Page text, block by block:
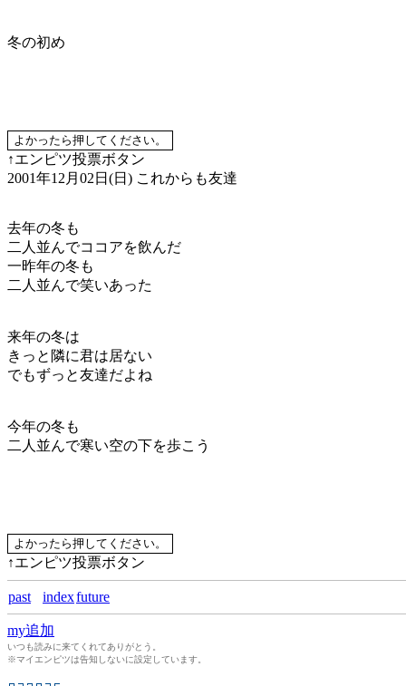
冬の初め
↑エンピツ投票ボタン
2001年12月02日(日) これからも友達
去年の冬も
二人並んでココアを飲んだ
一昨年の冬も
二人並んで笑いあった
来年の冬は
きっと隣に君は居ない
でもずっと友達だよね
今年の冬も
二人並んで寒い空の下を歩こう
↑エンピツ投票ボタン
past indexfuture
my追加
いつも読みに来てくれてありがとう。
※マイエンピツは告知しないに設定しています。